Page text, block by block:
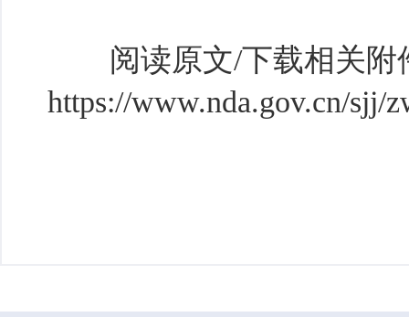
阅读原文/下载相关附
https://www.nda.gov.cn/sjj/